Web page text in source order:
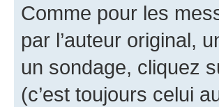
Comme pour les
par l’auteur original,
un sondage, cliquez
(c’est toujours celui